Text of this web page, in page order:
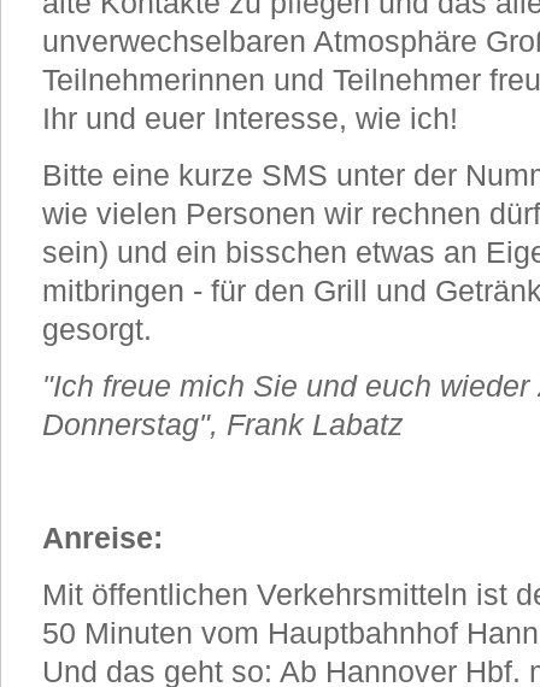
unverwechselbaren Atmosphäre
Teilnehmerinnen und Teilnehmer
Ihr und euer Interesse, wie ich!
Bitte eine kurze SMS unter der
wie vielen Personen wir rechnen
sein) und ein bisschen etwas an
mitbringen - für den Grill und
gesorgt.
"Ich freue mich Sie und euch
Donnerstag", Frank Labatz
Anreise:
Mit öffentlichen Verkehrsmitteln ist
50 Minuten vom Hauptbahnhof
Und das geht so: Ab Hannover Hbf.